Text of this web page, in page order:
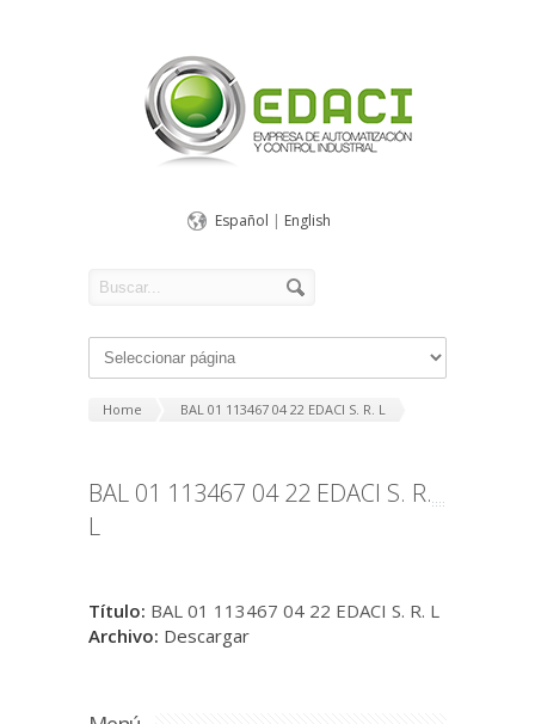
Español | English
Home BAL 01 113467 04 22 EDACI S. R. L
BAL 01 113467 04 22 EDACI S. R.
L
Título: BAL 01 113467 04 22 EDACI S. R. L
Archivo: Descargar